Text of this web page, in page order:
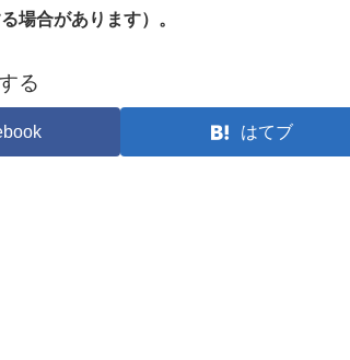
場合があります）。
る
はてブ